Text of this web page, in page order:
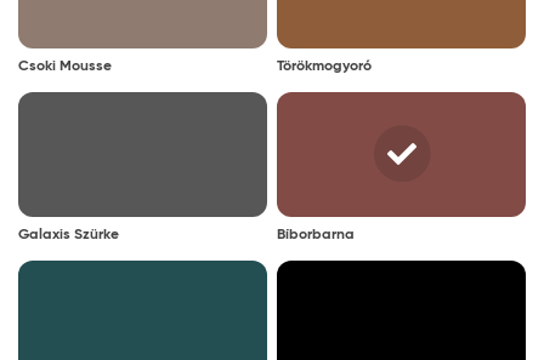
Csoki Mousse Törökmogyoró
Galaxis Szürke Bíborbarna